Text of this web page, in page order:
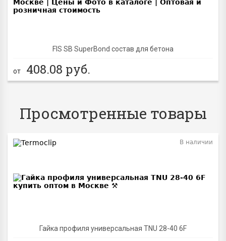
FIS SB SuperBond состав для бетона
от 408.08 руб.
Просмотренные товары
Гайка профиля универсальная TNU 28-40 6F
В наличии